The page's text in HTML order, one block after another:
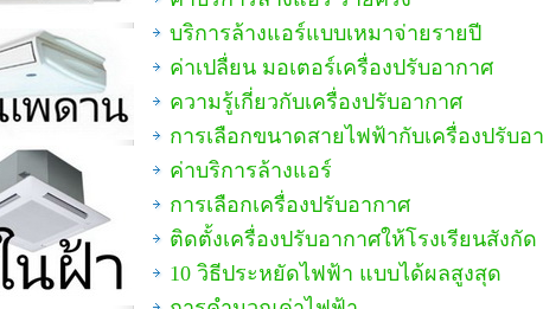
บริการล้างแอร์แบบเหมาจ่ายรายปี
ค่าเปลื่ยน มอเตอร์เครื่องปรับอากาศ
ความรู้เกี่ยวกับเครื่องปรับอากาศ
การเลือกขนาดสายไฟฟ้ากับเครื่องปรับอ
ค่าบริการล้างแอร์
การเลือกเครื่องปรับอากาศ
ติดตั้งเครื่องปรับอากาศให้โรงเรียนสังกั
10 วิธีประหยัดไฟฟ้า แบบได้ผลสูงสุด